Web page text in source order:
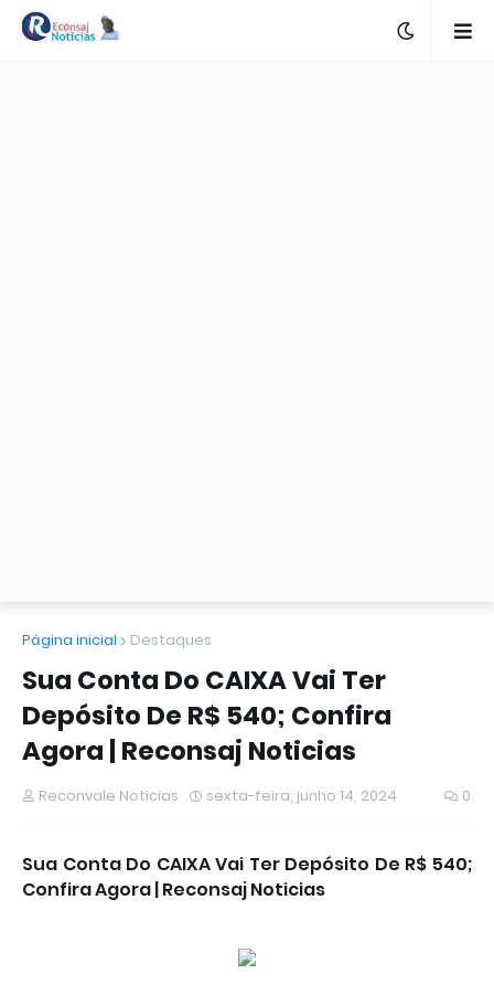
Página inicial Destaques
Sua Conta Do CAIXA Vai Ter
Depósito De R$ 540; Confira
Agora | Reconsaj Noticias
Reconvale Noticias sexta-feira, junho 14, 2024 0
Sua Conta Do CAIXA Vai Ter Depósito De R$ 540;
Confira Agora | Reconsaj Noticias